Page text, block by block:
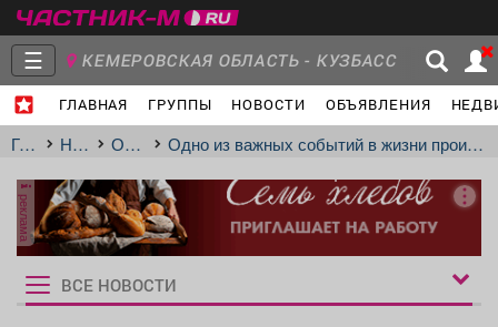
☰ КЕМЕРОВСКАЯ ОБЛАСТЬ - КУЗБАСС
ГЛАВНАЯ ГРУППЫ НОВОСТИ ОБЪЯВЛЕНИЯ
Главная
Группы Новости
Объявления Недвижимость Услуги
ГлавнаяНовостиОбществоОдно из важных событий в жизни произошло накануне у десятка юных междуреченцев.
реклама
Рукбрики
новостей
ВСЕ НОВОСТИ